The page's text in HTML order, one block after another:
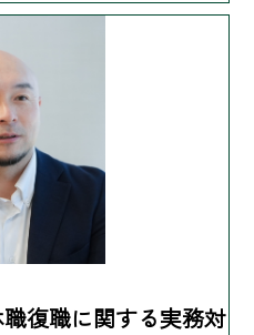
復職に関する実務対